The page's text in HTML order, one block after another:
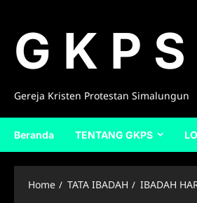
contentG K P S
Gereja Kristen Protestan Simalungun
Beranda TENTANG GKPS
Home TATA IBADAH IBADAH